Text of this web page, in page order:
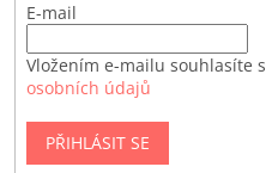
E-mail
Vložením e-mailu souhlasíte s
osobních údajů
PŘIHLÁSIT SE